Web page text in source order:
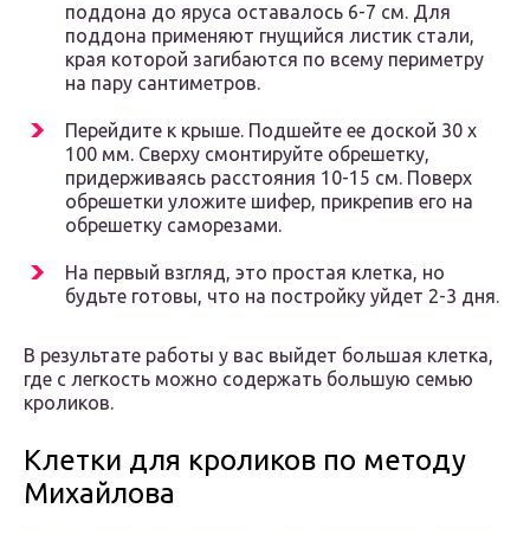
поддона до яруса оставалось 6-7 см. Для
поддона применяют гнущийся листик стали,
края которой загибаются по всему периметру
на пару сантиметров.
Перейдите к крыше. Подшейте ее доской 30 х
100 мм. Сверху смонтируйте обрешетку,
придерживаясь расстояния 10-15 см. Поверх
обрешетки уложите шифер, прикрепив его на
обрешетку саморезами.
На первый взгляд, это простая клетка, но
будьте готовы, что на постройку уйдет 2-3 дня.
В результате работы у вас выйдет большая клетка,
где с легкость можно содержать большую семью
кроликов.
Клетки для кроликов по методу
Михайлова